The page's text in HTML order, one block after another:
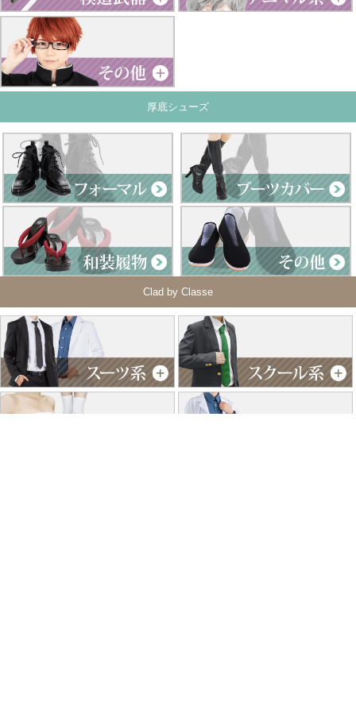
厚底シューズ
Clad by Classe